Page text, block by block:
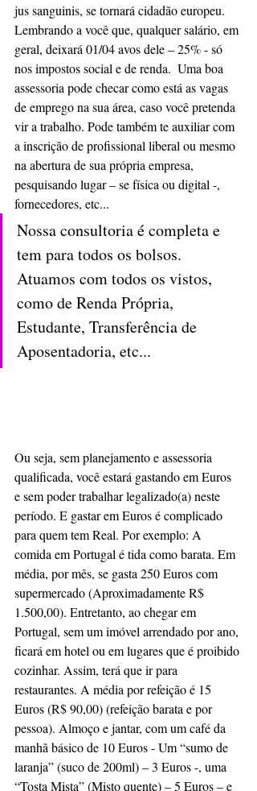
jus sanguinis, se tornará cidadão europeu.
Lembrando a você que, qualquer salário, em
geral, deixará 01/04 avos dele – 25% - só
nos impostos social e de renda.  Uma boa
assessoria pode checar como está as vagas
de emprego na sua área, caso você pretenda
vir a trabalho. Pode também te auxiliar com
a inscrição de profissional liberal ou mesmo
na abertura de sua própria empresa,
pesquisando lugar – se física ou digital -,
fornecedores, etc...
Nossa consultoria é completa e
tem para todos os bolsos.
Atuamos com todos os vistos,
como de Renda Própria,
Estudante, Transferência de
Aposentadoria, etc...
Ou seja, sem planejamento e assessoria
qualificada, você estará gastando em Euros
e sem poder trabalhar legalizado(a) neste
período. E gastar em Euros é complicado
para quem tem Real. Por exemplo: A
comida em Portugal é tida como barata. Em
média, por mês, se gasta 250 Euros com
supermercado (Aproximadamente R$
1.500,00). Entretanto, ao chegar em
Portugal, sem um imóvel arrendado por ano,
ficará em hotel ou em lugares que é proibido
cozinhar. Assim, terá que ir para
restaurantes. A média por refeição é 15
Euros (R$ 90,00) (refeição barata e por
pessoa). Almoço e jantar, com um café da
manhã básico de 10 Euros - Um “sumo de
laranja” (suco de 200ml) – 3 Euros -, uma
“Tosta Mista” (Misto quente) – 5 Euros – e